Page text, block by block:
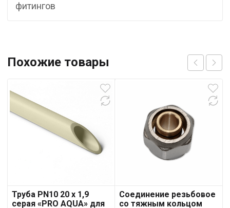
фитингов
Похожие товары
Труба PN10 20 x 1,9
серая «PRO AQUA» для
Соединение резьбовое
со тяжным кольцом